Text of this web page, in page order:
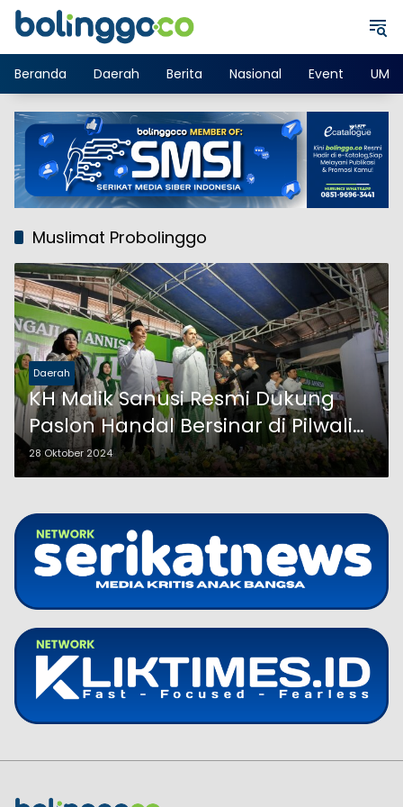
Langsung
Beranda
Daerah Berita Nasional Event
Muslimat Probolinggo
Daerah
KH Malik Sanusi Resmi Dukung
Paslon Handal Bersinar di Pilwali
Probolinggo 2024
28 Oktober 2024